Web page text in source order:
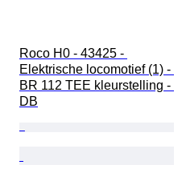
Roco H0 - 43425 -
Elektrische locomotief (1) -
BR 112 TEE kleurstelling -
DB